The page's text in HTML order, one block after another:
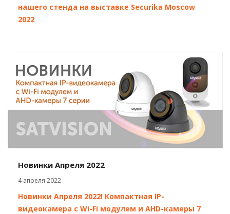
нашего стенда на выставке Securika Moscow
2022
Новинки Апреля 2022
4 апреля 2022
Новинки Апреля 2022! Компактная IP-
видеокамера с Wi-Fi модулем и AHD-камеры 7